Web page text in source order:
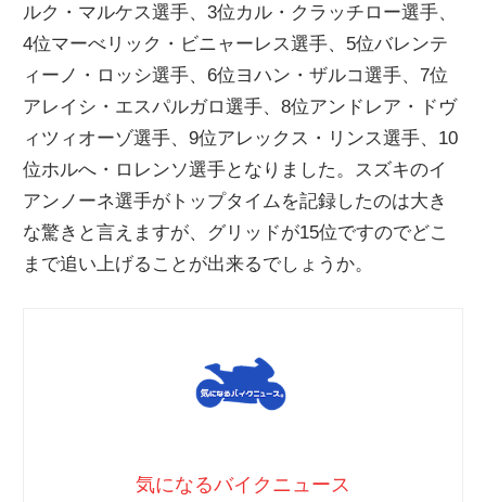
ク
ニ
ュ
ー
ルク・マルケス選手、3位カル・クラッチロー選手、
4位マーべリック・ビニャーレス選手、5位バレンテ
ィーノ・ロッシ選手、6位ヨハン・ザルコ選手、7位
アレイシ・エスパルガロ選手、8位アンドレア・ドヴ
ィツィオーゾ選手、9位アレックス・リンス選手、10
位ホルへ・ロレンソ選手となりました。スズキのイ
アンノーネ選手がトップタイムを記録したのは大き
な驚きと言えますが、グリッドが15位ですのでどこ
まで追い上げることが出来るでしょうか。
気になるバイクニュース